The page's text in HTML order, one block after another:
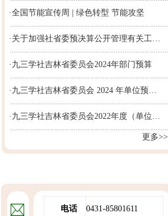
·全国节能宣传周 | 绿色转型 节能攻坚
·关于加强社省委预决算公开管理有关工…
·九三学社吉林省委员会2024年部门预算
·九三学社吉林省委员会 2024 年单位预…
·九三学社吉林省委员会2022年度（单位…
更多>>
电话 0431-85801611